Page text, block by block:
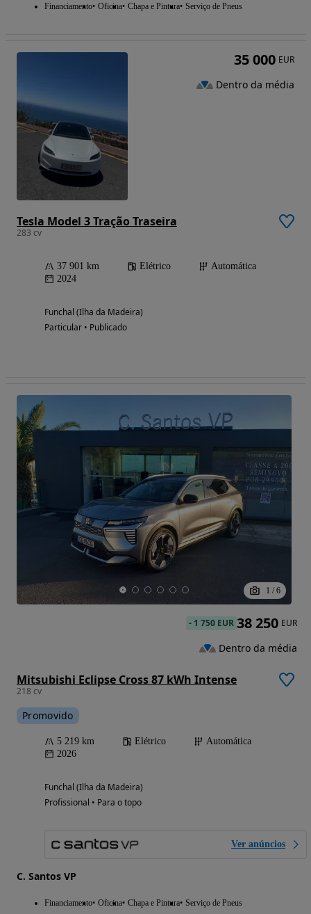
Financiamento Oficina Chapa e Pintura Serviço de Pneus
Tesla Model 3 Tração Traseira
283 cv
37 901 km Elétrico
Automática
2024
Funchal (Ilha da Madeira)
Particular • Publicado
35 000 EUR
Dentro da média
1 / 6
Mitsubishi Eclipse Cross 87 kWh Intense
218 cv
Promovido
5 219 km Elétrico
Automática
2026
Funchal (Ilha da Madeira)
Profissional • Para o topo
Ver anúncios
C. Santos VP
Financiamento Oficina Chapa e Pintura Serviço de Pneus
- 1 750 EUR 38 250 EUR
Dentro da média